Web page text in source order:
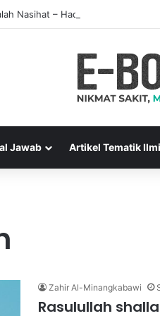
Nasihat – Hadits Ke-7 Arbain
Jawab Artikel Tematik
Zahir Al-Minangkabawi
Rasulullah